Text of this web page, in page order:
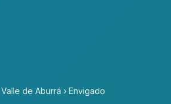
Valle de Aburrá › Envigado